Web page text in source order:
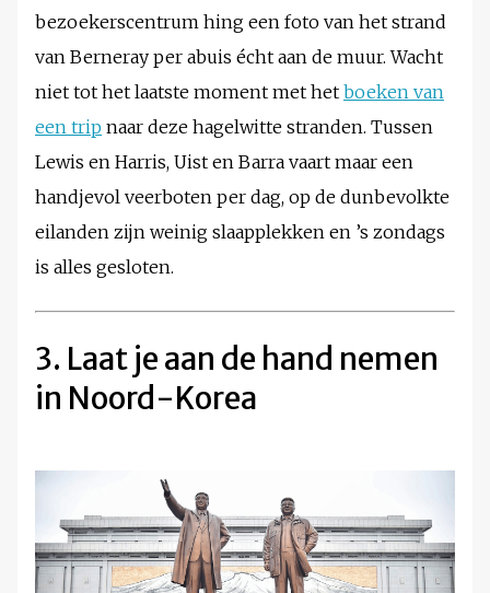
bezoekerscentrum hing een foto van het strand
van Berneray per abuis écht aan de muur. Wacht
niet tot het laatste moment met het boeken van
een trip naar deze hagelwitte stranden. Tussen
Lewis en Harris, Uist en Barra vaart maar een
handjevol veerboten per dag, op de dunbevolkte
eilanden zijn weinig slaapplekken en ’s zondags
is alles gesloten.
3. Laat je aan de hand nemen
in Noord-Korea